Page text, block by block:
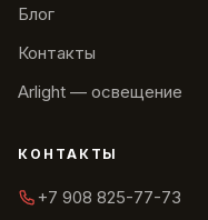
Блог
Контакты
Arlight — освещение
КОНТАКТЫ
+7 908 825-77-73